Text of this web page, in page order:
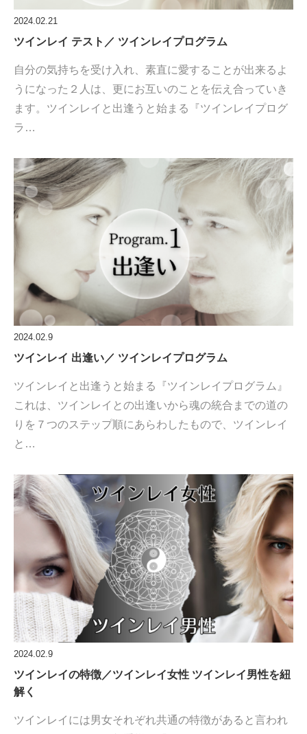
2024.02.21
ツインレイ テスト／ ツインレイプログラム
自分の気持ちを受け入れ、素直に愛することが出来るよ
うになった２人は、更にお互いのことを伝え合っていき
ます。ツインレイと出逢うと始まる『ツインレイプログ
ラ…
2024.02.9
ツインレイ 出逢い／ ツインレイプログラム
ツインレイと出逢うと始まる『ツインレイプログラム』
これは、ツインレイとの出逢いから魂の統合までの道の
りを７つのステップ順にあらわしたもので、ツインレイ
と…
2024.02.9
ツインレイの特徴／ツインレイ女性 ツインレイ男性を紐
解く
ツインレイには⁡男女それぞれ共通の特徴があると言われ